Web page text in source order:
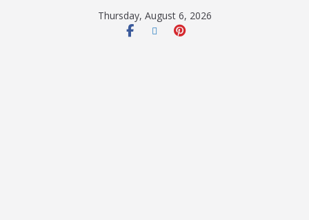
Thursday, August 6, 2026